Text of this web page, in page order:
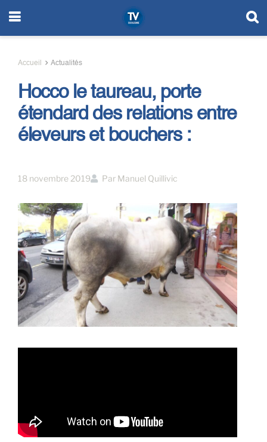
Accueil Actualités
Hocco le taureau, porte
étendard des relations entre
éleveurs et bouchers :
18 novembre 2019 Par Manuel Quillivic